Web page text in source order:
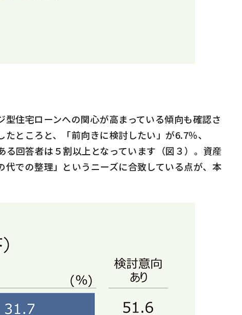
住宅ローンへの関心が高まっている傾向も確認さ
ところと、「前向きに検討したい」が6.7％、
る回答者は５割以上となっています（図３）。資産
での整理」というニーズに合致している点が、本